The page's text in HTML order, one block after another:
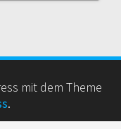
mit dem Theme
.